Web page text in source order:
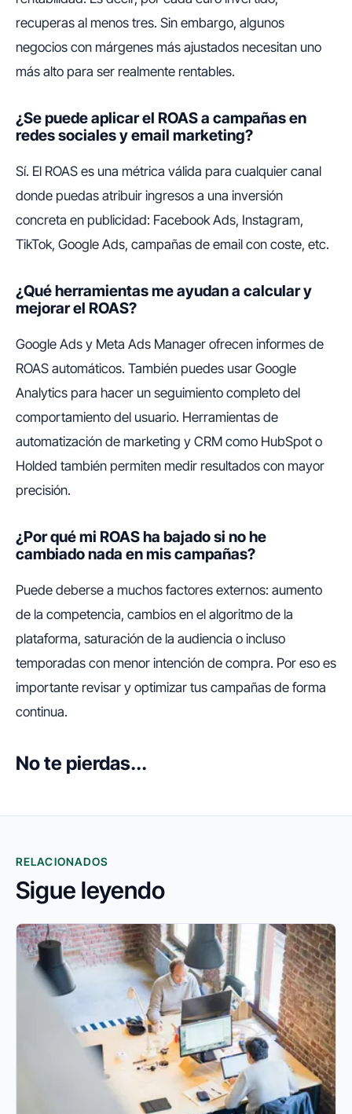
recuperas al menos tres. Sin embargo, algunos
negocios con márgenes más ajustados necesitan uno
más alto para ser realmente rentables.
¿Se puede aplicar el ROAS a campañas en
redes sociales y email marketing?
Sí. El ROAS es una métrica válida para cualquier canal
donde puedas atribuir ingresos a una inversión
concreta en publicidad: Facebook Ads, Instagram,
TikTok, Google Ads, campañas de email con coste, etc.
¿Qué herramientas me ayudan a calcular y
mejorar el ROAS?
Google Ads y Meta Ads Manager ofrecen informes de
ROAS automáticos. También puedes usar Google
Analytics para hacer un seguimiento completo del
comportamiento del usuario. Herramientas de
automatización de marketing y CRM como HubSpot o
Holded también permiten medir resultados con mayor
precisión.
¿Por qué mi ROAS ha bajado si no he
cambiado nada en mis campañas?
Puede deberse a muchos factores externos: aumento
de la competencia, cambios en el algoritmo de la
plataforma, saturación de la audiencia o incluso
temporadas con menor intención de compra. Por eso es
importante revisar y optimizar tus campañas de forma
continua.
No te pierdas...
RELACIONADOS
Sigue leyendo